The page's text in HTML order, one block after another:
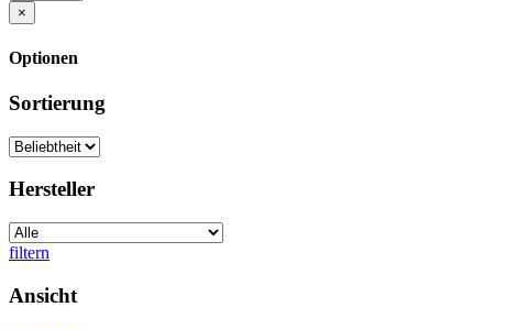
×
Optionen
Sortierung
Hersteller
filtern
Ansicht